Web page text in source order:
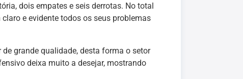
dois empates e seis derrotas. No total
e evidente todos os seus problemas
grande qualidade, desta forma o setor
deixa muito a desejar, mostrando